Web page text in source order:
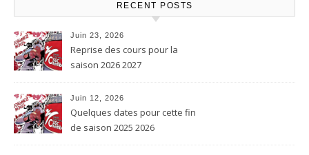
RECENT POSTS
Juin 23, 2026
Reprise des cours pour la
saison 2026 2027
Juin 12, 2026
Quelques dates pour cette fin
de saison 2025 2026